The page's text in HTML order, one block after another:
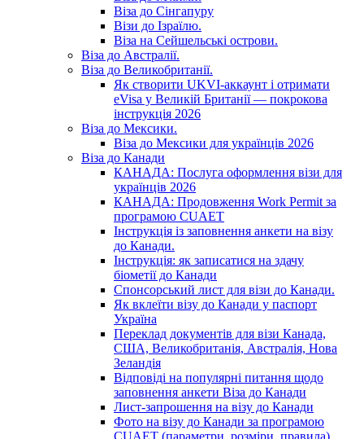
Віза до Сінгапуру
Візи до Ізраїлю.
Віза на Сейшельські острови.
Віза до Австралії.
Віза до Великобританії.
Як створити UKVI-аккаунт і отримати
eVisa у Великій Британії — покрокова
інструкція 2026
Віза до Мексики.
Віза до Мексики для українців 2026
Віза до Канади
КАНАДА: Послуга оформлення візи для
українців 2026
КАНАДА: Продовження Work Permit за
програмою CUAET
Інструкція із заповнення анкети на візу
до Канади.
Інструкція: як записатися на здачу
біометії до Канади
Спонсорський лист для візи до Канади.
Як вклеїти візу до Канади у паспорт
Україна
Переклад документів для візи Канада,
США, Великобританія, Австралія, Нова
Зеландія
Відповіді на популярні питання щодо
заповнення анкети Віза до Канади
Лист-запрошення на візу до Канади
Фото на візу до Канади за програмою
CUAET (параметри, розміри, правила)